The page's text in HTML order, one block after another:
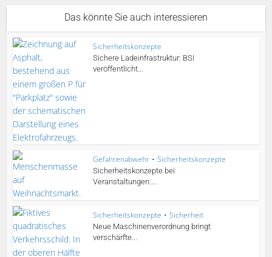
Das könnte Sie auch interessieren
Sicherheitskonzepte
Sichere Ladeinfrastruktur: BSI
veröffentlicht...
Gefahrenabwehr • Sicherheitskonzepte
Sicherheitskonzepte bei
Veranstaltungen:...
Sicherheitskonzepte • Sicherheit
Neue Maschinenverordnung bringt
verschärfte...